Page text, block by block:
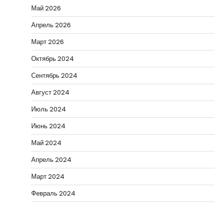
Май 2026
Апрель 2026
Март 2026
Октябрь 2024
Сентябрь 2024
Август 2024
Июль 2024
Июнь 2024
Май 2024
Апрель 2024
Март 2024
Февраль 2024